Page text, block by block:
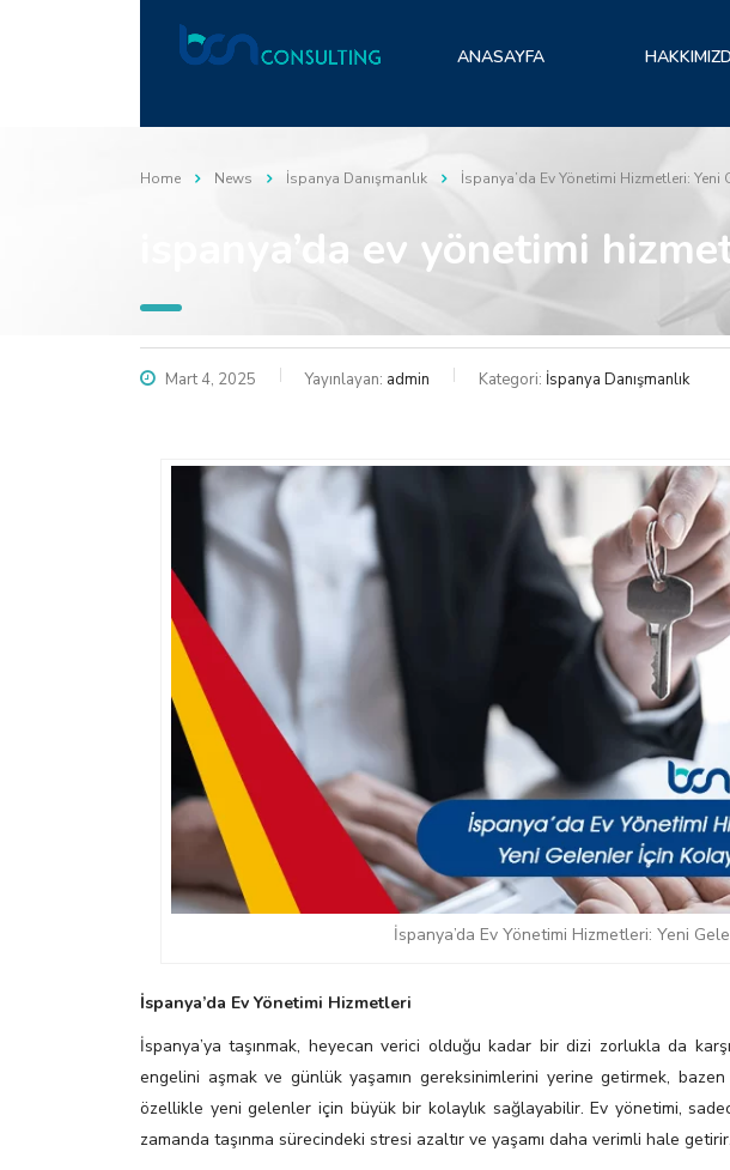
ANASAYFA
Home News İspanya Danışmanlık İspanya’da Ev Yönetimi Hizmetleri: Yeni
i̇spanya’da ev yönetimi
Mart 4, 2025 Yayınlayan: admin Kategori: İspanya Danışmanlık
İspanya’da Ev Yönetimi Hizmetleri: Yeni
İspanya’da Ev Yönetimi Hizmetleri
İspanya’ya taşınmak, heyecan verici olduğu kadar bir dizi zorlukla da
engelini aşmak ve günlük yaşamın gereksinimlerini yerine getirmek,
özellikle yeni gelenler için büyük bir kolaylık sağlayabilir. Ev yönetimi,
zamanda taşınma sürecindeki stresi azaltır ve yaşamı daha verimli hale getirir.